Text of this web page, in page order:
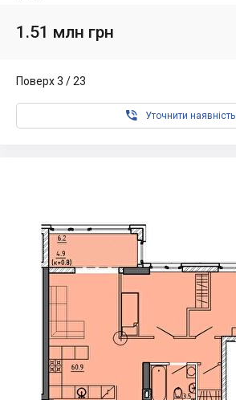
1.51 млн грн
Поверх 3 / 23
 Уточнити наявність